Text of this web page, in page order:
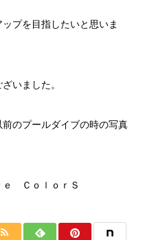
プを目指したいと思いま
いました。
のプールダイブの時の写真
ｅ ＣｏｌｏｒＳ